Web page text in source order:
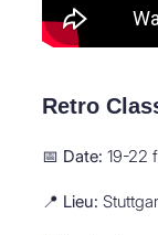
Retro
📅 Date: 19-22
📍 Lieu: